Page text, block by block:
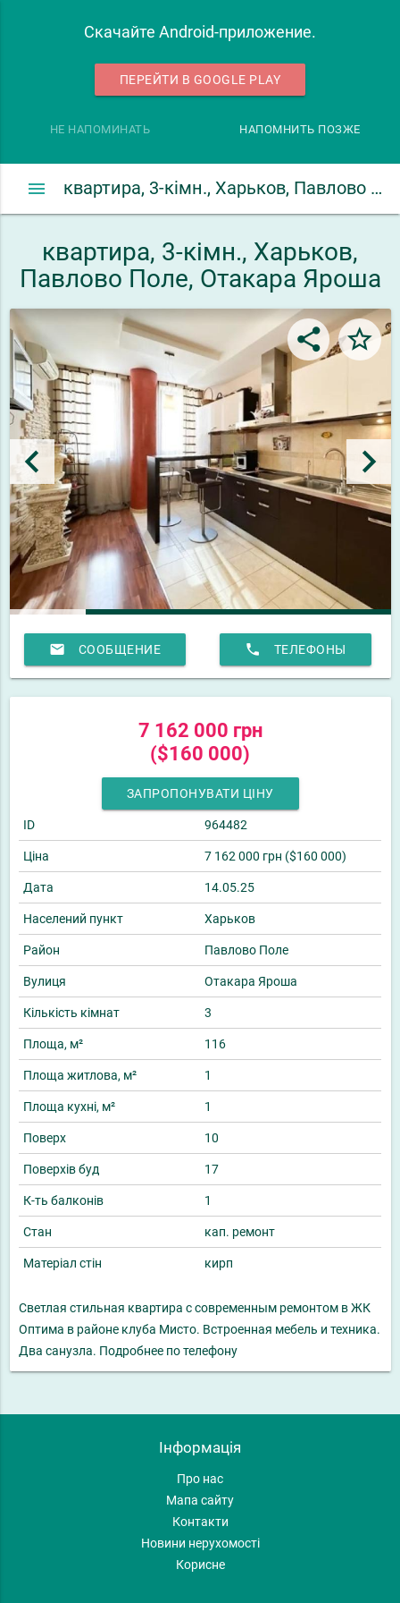
Скачайте Android-приложение.
ПЕРЕЙТИ В GOOGLE PLAY
НЕ НАПОМИНАТЬ НАПОМНИТЬ ПОЗЖЕ
квартира, 3-кімн., Харьков, Павлово Поле, Отакара Яроша
menu
квартира, 3-кімн., Харьков,
Павлово Поле, Отакара Яроша
share star_border
keyboard_arrow_left keyboard_arrow_right
email СООБЩЕНИЕ phone ТЕЛЕФОНЫ
7 162 000 грн
($160 000)
ЗАПРОПОНУВАТИ ЦІНУ
ID 964482
Ціна 7 162 000 грн ($160 000)
Дата 14.05.25
Населений пункт Харьков
Район Павлово Поле
Вулиця Отакара Яроша
Кількість кімнат 3
Площа, м² 116
Площа житлова, м² 1
Площа кухні, м² 1
Поверх 10
Поверхів буд 17
К-ть балконів 1
Стан кап. ремонт
Матеріал стін кирп
Светлая стильная квартира с современным ремонтом в ЖК
Оптима в районе клуба Мисто. Встроенная мебель и техника.
Два санузла. Подробнее по телефону
Інформація
Про нас
Мапа сайту
Контакти
Новини нерухомості
Корисне